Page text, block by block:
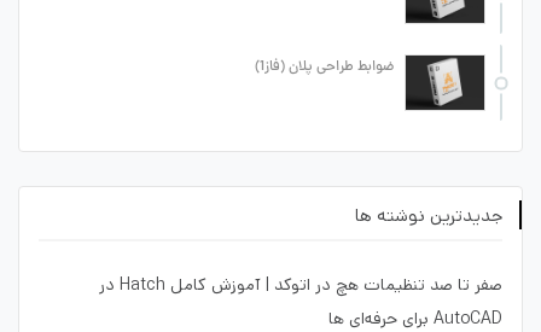
ضوابط طراحی پلان (فاز1)
جدیدترین نوشته ها
صفر تا صد تنظیمات هچ در اتوکد | آموزش کامل Hatch در
AutoCAD برای حرفه‌ای ها